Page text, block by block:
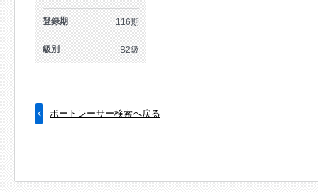
登録期 116期
級別 B2級
ボートレーサー検索へ戻る